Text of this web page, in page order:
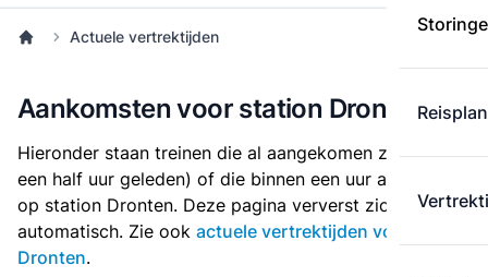
Actuele vertrektijden
Aankomsten voor station Dronten
Hieronder staan treinen die al aangekomen zijn (tot
een half uur geleden) of die binnen een uur arriveren
op station Dronten. Deze pagina ververst zichzelf
automatisch. Zie ook actuele vertrektijden voor
Dronten.